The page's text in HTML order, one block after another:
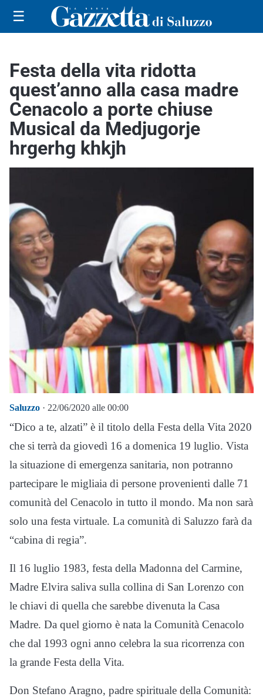
☰
Festa della vita ridotta
quest’anno alla casa madre
Cenacolo a porte chiuse
Musical da Medjugorje
hrgerhg khkjh
Saluzzo · 22/06/2020 alle 00:00
“Dico a te, alzati” è il titolo della Festa della Vita 2020
che si terrà da giovedì 16 a domenica 19 luglio. Vista
la situazione di emergenza sanitaria, non potranno
partecipare le migliaia di persone provenienti dalle 71
comunità del Cenacolo in tutto il mondo. Ma non sarà
solo una festa virtuale. La comunità di Saluzzo farà da
“cabina di regia”.
Il 16 luglio 1983, festa della Madonna del Carmine,
Madre Elvira saliva sulla collina di San Lorenzo con
le chiavi di quella che sarebbe divenuta la Casa
Madre. Da quel giorno è nata la Comunità Cenacolo
che dal 1993 ogni anno celebra la sua ricorrenza con
la grande Festa della Vita.
Don Stefano Aragno, padre spirituale della Comunità: